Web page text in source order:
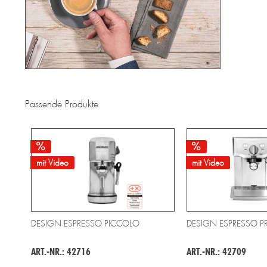
Passende Produkte
mit Video
DESIGN ESPRESSO PICCOLO
ART.-NR.: 42716
mit Video
DESIGN ESPRESSO
ART.-NR.: 42709